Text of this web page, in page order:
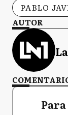
PABLO
AUTOR